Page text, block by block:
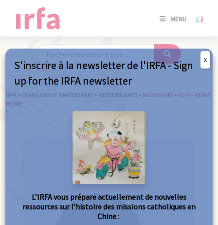
MENU
SE
/
IRFA > LEARN ABOUT A MISSIONARY > MISSIONNARIES > MISSIONARY > 0114 – HERVÉ
PIERRE
S'inscrire à la newsletter de l'IRFA - Sign
up for the IRFA newsletter
L’IRFA vous prépare actuellement de nouvelles
ressources sur l’histoire des missions catholiques en
Chine :
X